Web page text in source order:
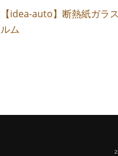
【idea-auto】断熱紙ガラ
ルム